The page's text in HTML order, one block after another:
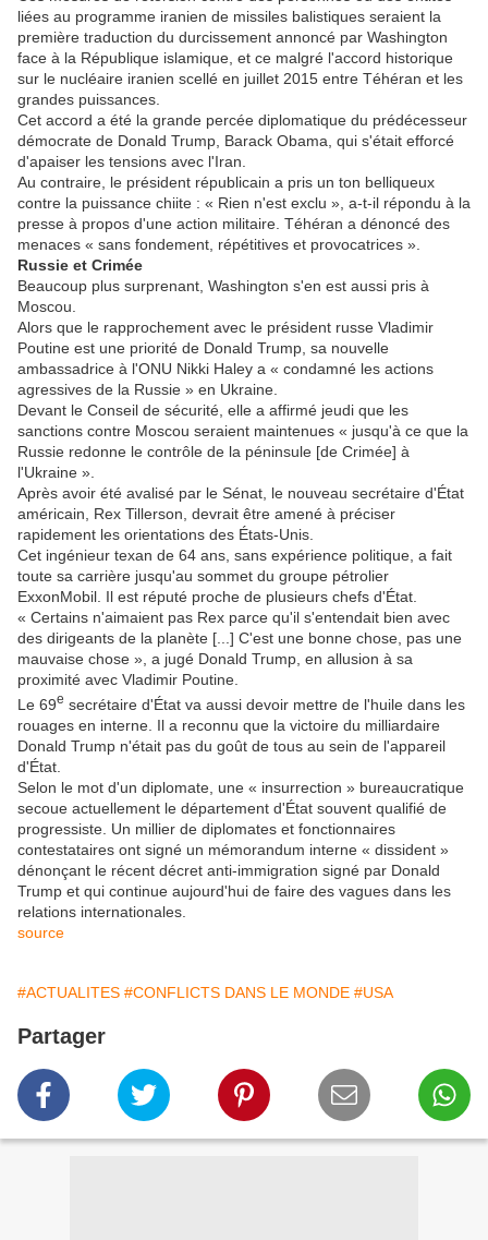
liées au programme iranien de missiles balistiques seraient la
première traduction du durcissement annoncé par Washington
face à la République islamique, et ce malgré l'accord historique
sur le nucléaire iranien scellé en juillet 2015 entre Téhéran et les
grandes puissances.
Cet accord a été la grande percée diplomatique du prédécesseur
démocrate de Donald Trump, Barack Obama, qui s'était efforcé
d'apaiser les tensions avec l'Iran.
Au contraire, le président républicain a pris un ton belliqueux
contre la puissance chiite : « Rien n'est exclu », a-t-il répondu à la
presse à propos d'une action militaire. Téhéran a dénoncé des
menaces « sans fondement, répétitives et provocatrices ».
Russie et Crimée
Beaucoup plus surprenant, Washington s'en est aussi pris à
Moscou.
Alors que le rapprochement avec le président russe Vladimir
Poutine est une priorité de Donald Trump, sa nouvelle
ambassadrice à l'ONU Nikki Haley a « condamné les actions
agressives de la Russie » en Ukraine.
Devant le Conseil de sécurité, elle a affirmé jeudi que les
sanctions contre Moscou seraient maintenues « jusqu'à ce que la
Russie redonne le contrôle de la péninsule [de Crimée] à
l'Ukraine ».
Après avoir été avalisé par le Sénat, le nouveau secrétaire d'État
américain, Rex Tillerson, devrait être amené à préciser
rapidement les orientations des États-Unis.
Cet ingénieur texan de 64 ans, sans expérience politique, a fait
toute sa carrière jusqu'au sommet du groupe pétrolier
ExxonMobil. Il est réputé proche de plusieurs chefs d'État.
« Certains n'aimaient pas Rex parce qu'il s'entendait bien avec
des dirigeants de la planète [...] C'est une bonne chose, pas une
mauvaise chose », a jugé Donald Trump, en allusion à sa
proximité avec Vladimir Poutine.
Le 69e secrétaire d'État va aussi devoir mettre de l'huile dans les
rouages en interne. Il a reconnu que la victoire du milliardaire
Donald Trump n'était pas du goût de tous au sein de l'appareil
d'État.
Selon le mot d'un diplomate, une « insurrection » bureaucratique
secoue actuellement le département d'État souvent qualifié de
progressiste. Un millier de diplomates et fonctionnaires
contestataires ont signé un mémorandum interne « dissident »
dénonçant le récent décret anti-immigration signé par Donald
Trump et qui continue aujourd'hui de faire des vagues dans les
relations internationales.
source
#ACTUALITES #CONFLICTS DANS LE MONDE #USA
Partager